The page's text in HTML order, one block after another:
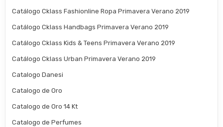
Catálogo Cklass Fashionline Ropa Primavera Verano 2019
Catálogo Cklass Handbags Primavera Verano 2019
Catálogo Cklass Kids & Teens Primavera Verano 2019
Catálogo Cklass Urban Primavera Verano 2019
Catalogo Danesi
Catalogo de Oro
Catalogo de Oro 14 Kt
Catalogo de Perfumes